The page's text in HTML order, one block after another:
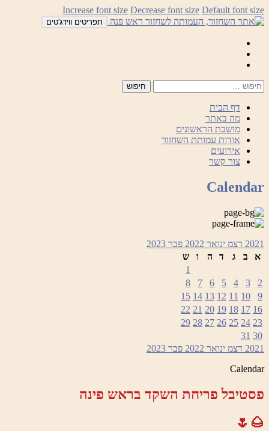
לדלג
לתוכן
Increase font size Decrease font size Default font size
תפריטים ווידג'טים
דף הבית
מה באתר
מושבת הראשונים
אודות עמותת השחזור
אירועים
צור קשר
Calendar
2021 דצמ ינואר 2022 פבר 2023
א
ב ג ד ה ו
ש
1
2
3
4
5
6
7
8
9
10
11
12
13
14
15
16
17
18
19
20
21
22
23
24
25
26
27
28
29
30
31
2021 דצמ ינואר 2022 פבר 2023
Calendar
פסטיבל פריחת השקד בראש פינה
🌰🌷